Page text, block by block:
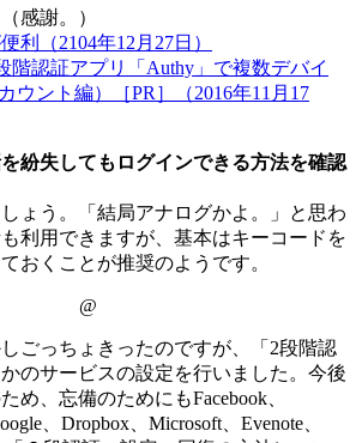
感謝。）
利（2104年12月27日）
階認証アプリ「Authy」で複数デバイ
ウント編）［PR］（2016年11月17
紛失してもログインできる方法を確認
ょう。「結局アナログかよ。」と思わ
利用できますが、基本はキーコードを
おくことが推奨のようです。
@
ごっちょきったのですが、「2段階認
のサービスの設定を行いました。今後
め、忘備のためにもFacebook、
、Dropbox、Microsoft、Evenote、